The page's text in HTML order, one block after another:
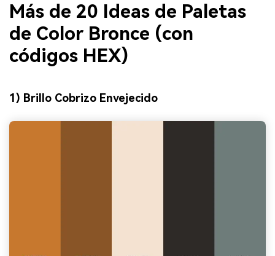
Más de 20 Ideas de Paletas
de Color Bronce (con
códigos HEX)
1) Brillo Cobrizo Envejecido